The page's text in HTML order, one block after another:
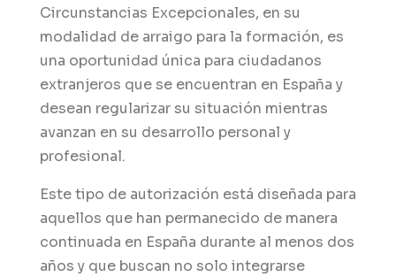
Circunstancias Excepcionales, en su
modalidad de arraigo para la formación, es
una oportunidad única para ciudadanos
extranjeros que se encuentran en España y
desean regularizar su situación mientras
avanzan en su desarrollo personal y
profesional.
Este tipo de autorización está diseñada para
aquellos que han permanecido de manera
continuada en España durante al menos dos
años y que buscan no solo integrarse